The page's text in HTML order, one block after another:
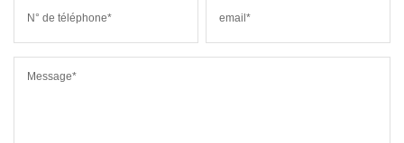
N° de téléphone* email*
Message*